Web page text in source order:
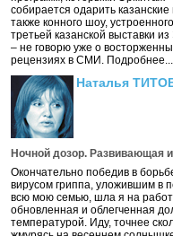
собирается одарить
также конного шоу,
третьей казанской выставки
– не говорю уже о
рецензиях в СМИ. Подробнее...
Наталья
Ночной дозор. Развивающая
Окончательно победив в
вирусом гриппа, уложившим в
всю мою семью, шла я на
обновленная и облегченная
температурой. Иду, точнее